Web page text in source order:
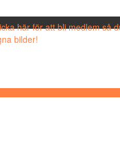
här för att bli medlem så
bilder!